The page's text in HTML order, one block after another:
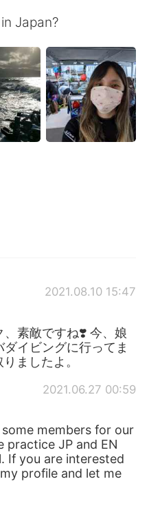
Japan?
2021.08.10 15:47
素敵ですね❣️ 今、娘
イビングに行ってま
ましたよ。
2021.06.27 00:59
members for our
practice JP and EN
If you are interested
profile and let me